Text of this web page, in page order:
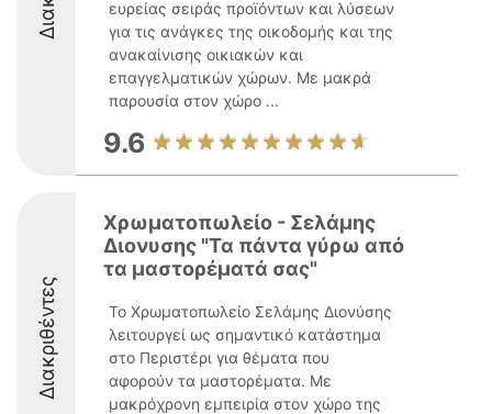
ευρείας σειράς προϊόντων και λύσεων
για τις ανάγκες της οικοδομής και της
ανακαίνισης οικιακών και
επαγγελματικών χώρων. Με μακρά
παρουσία στον χώρο ...
9.6
Διακριθέντες
Χρωματοπωλείο - Σελάμης
Διονυσης "Τα πάντα γύρω από
τα μαστορέματά σας"
Το Χρωματοπωλείο Σελάμης Διονύσης
λειτουργεί ως σημαντικό κατάστημα
στο Περιστέρι για θέματα που
αφορούν τα μαστορέματα. Με
μακρόχρονη εμπειρία στον χώρο της